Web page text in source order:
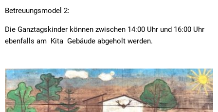
Betreuungsmodel 2:
Die Ganztagskinder können zwischen 14:00 Uhr und 16:00 Uhr
ebenfalls am Kita Gebäude abgeholt werden.